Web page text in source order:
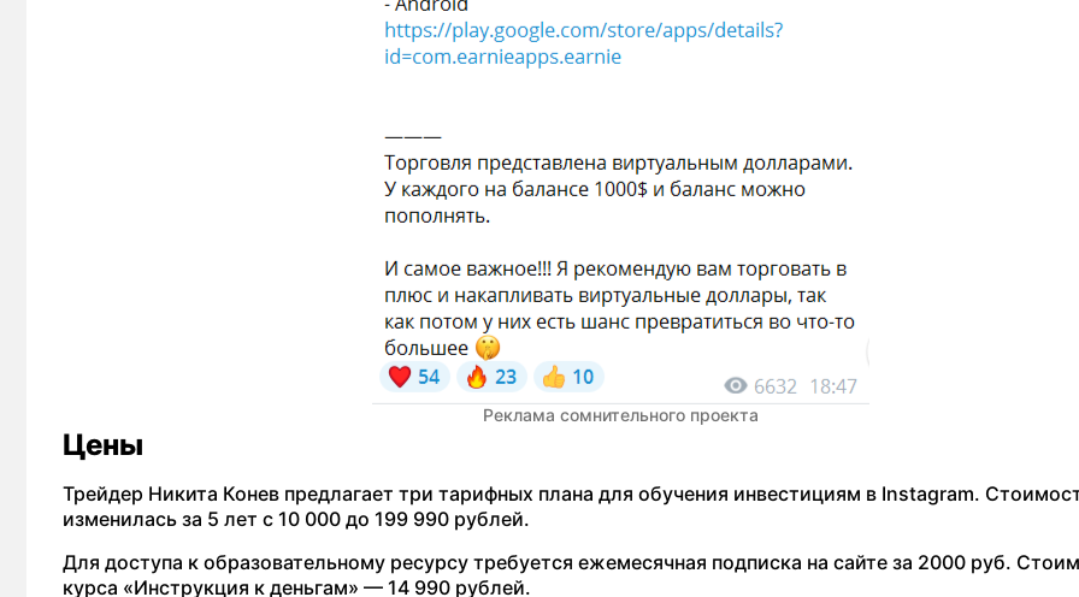
Реклама сомнительного проекта
Цены
Трейдер Никита Конев предлагает три тарифных плана для обучения инвестициям в Instagram.
изменилась за 5 лет с 10 000 до 199 990 рублей.
Для доступа к образовательному ресурсу требуется ежемесячная подписка на сайте за 2000 руб.
курса «Инструкция к деньгам» — 14 990 рублей.